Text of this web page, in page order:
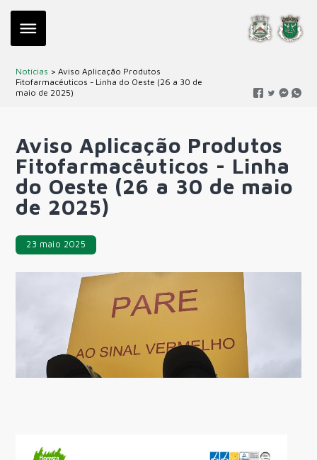
Notícias > Aviso Aplicação Produtos
Fitofarmacêuticos - Linha do Oeste (26 a 30 de
maio de 2025)
Aviso Aplicação Produtos
Fitofarmacêuticos - Linha
do Oeste (26 a 30 de maio
de 2025)
23 maio 2025